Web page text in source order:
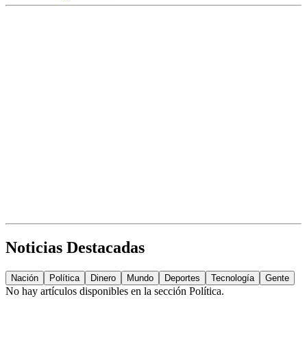
Noticias Destacadas
Nación Política Dinero Mundo Deportes Tecnología Gente
No hay artículos disponibles en la sección Política.